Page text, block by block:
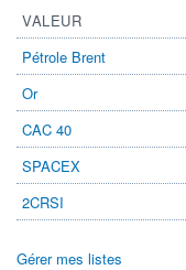
VALEUR
Pétrole Brent
Or
CAC 40
SPACEX
2CRSI
Gérer mes listes